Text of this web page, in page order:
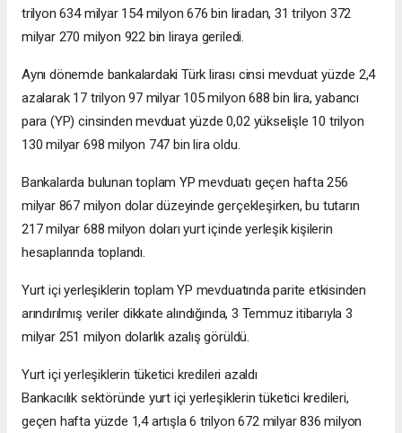
trilyon 634 milyar 154 milyon 676 bin liradan, 31 trilyon 372
milyar 270 milyon 922 bin liraya geriledi.
Aynı dönemde bankalardaki Türk lirası cinsi mevduat yüzde 2,4
azalarak 17 trilyon 97 milyar 105 milyon 688 bin lira, yabancı
para (YP) cinsinden mevduat yüzde 0,02 yükselişle 10 trilyon
130 milyar 698 milyon 747 bin lira oldu.
Bankalarda bulunan toplam YP mevduatı geçen hafta 256
milyar 867 milyon dolar düzeyinde gerçekleşirken, bu tutarın
217 milyar 688 milyon doları yurt içinde yerleşik kişilerin
hesaplarında toplandı.
Yurt içi yerleşiklerin toplam YP mevduatında parite etkisinden
arındırılmış veriler dikkate alındığında, 3 Temmuz itibarıyla 3
milyar 251 milyon dolarlık azalış görüldü.
Yurt içi yerleşiklerin tüketici kredileri azaldı
Bankacılık sektöründe yurt içi yerleşiklerin tüketici kredileri,
geçen hafta yüzde 1,4 artışla 6 trilyon 672 milyar 836 milyon